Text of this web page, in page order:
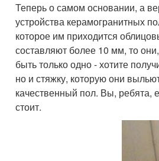
Теперь о самом основании, а
устройства керамогранитных
которое им приходится
составляют более 10 мм, то
быть только одно - хотите
но и стяжку, которую они
качественный пол. Вы, ребята,
стоит.